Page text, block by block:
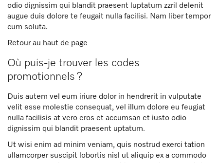
odio dignissim qui blandit praesent luptatum zzril delenit
augue duis dolore te feugait nulla facilisi. Nam liber tempor
cum soluta.
Retour au haut de page
Où puis-je trouver les codes
promotionnels ?
Duis autem vel eum iriure dolor in hendrerit in vulputate
velit esse molestie consequat, vel illum dolore eu feugiat
nulla facilisis at vero eros et accumsan et iusto odio
dignissim qui blandit praesent uptatum.
Ut wisi enim ad minim veniam, quis nostrud exerci tation
ullamcorper suscipit lobortis nisl ut aliquip ex a commodo